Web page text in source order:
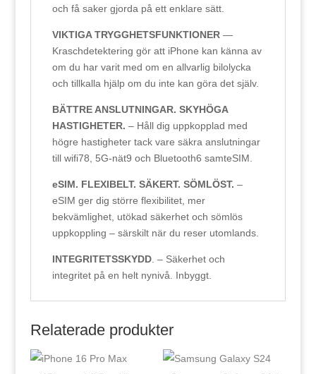
och få saker gjorda på ett enklare sätt.
VIKTIGA TRYGGHETSFUNKTIONER—
Kraschdetektering gör att iPhone kan känna av
om du har varit med om en allvarlig bilolycka
och tillkalla hjälp om du inte kan göra det själv.
BÄTTRE ANSLUTNINGAR. SKYHÖGA
HASTIGHETER. – Håll dig uppkopplad med
högre hastigheter tack vare säkra anslutningar
till wifi78, 5G-nät9 och Bluetooth6 samteSIM.
eSIM. FLEXIBELT. SÄKERT. SÖMLÖST. –
eSIM ger dig större flexibilitet, mer
bekvämlighet, utökad säkerhet och sömlös
uppkoppling – särskilt när du reser utomlands.
INTEGRITETSSKYDD. – Säkerhet och
integritet på en helt nynivå. Inbyggt.
Relaterade produkter